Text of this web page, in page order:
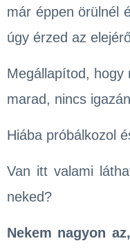
már éppen örülnél
úgy érzed az
Megállapítod, hogy
marad, nincs
Hiába próbálkozol
Van itt valami
neked?
Nekem nagyon